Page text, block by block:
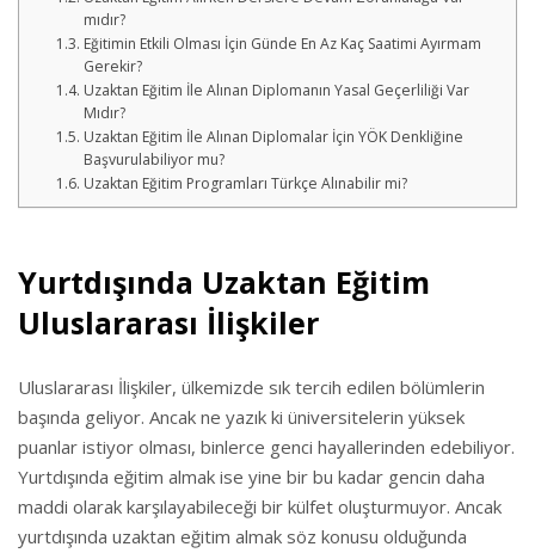
mıdır?
Eğitimin Etkili Olması İçin Günde En Az Kaç Saatimi Ayırmam
Gerekir?
Uzaktan Eğitim İle Alınan Diplomanın Yasal Geçerliliği Var
Mıdır?
Uzaktan Eğitim İle Alınan Diplomalar İçin YÖK Denkliğine
Başvurulabiliyor mu?
Uzaktan Eğitim Programları Türkçe Alınabilir mi?
Yurtdışında Uzaktan Eğitim
Uluslararası İlişkiler
Uluslararası İlişkiler, ülkemizde sık tercih edilen bölümlerin
başında geliyor. Ancak ne yazık ki üniversitelerin yüksek
puanlar istiyor olması, binlerce genci hayallerinden edebiliyor.
Yurtdışında eğitim almak ise yine bir bu kadar gencin daha
maddi olarak karşılayabileceği bir külfet oluşturmuyor. Ancak
yurtdışında uzaktan eğitim almak söz konusu olduğunda